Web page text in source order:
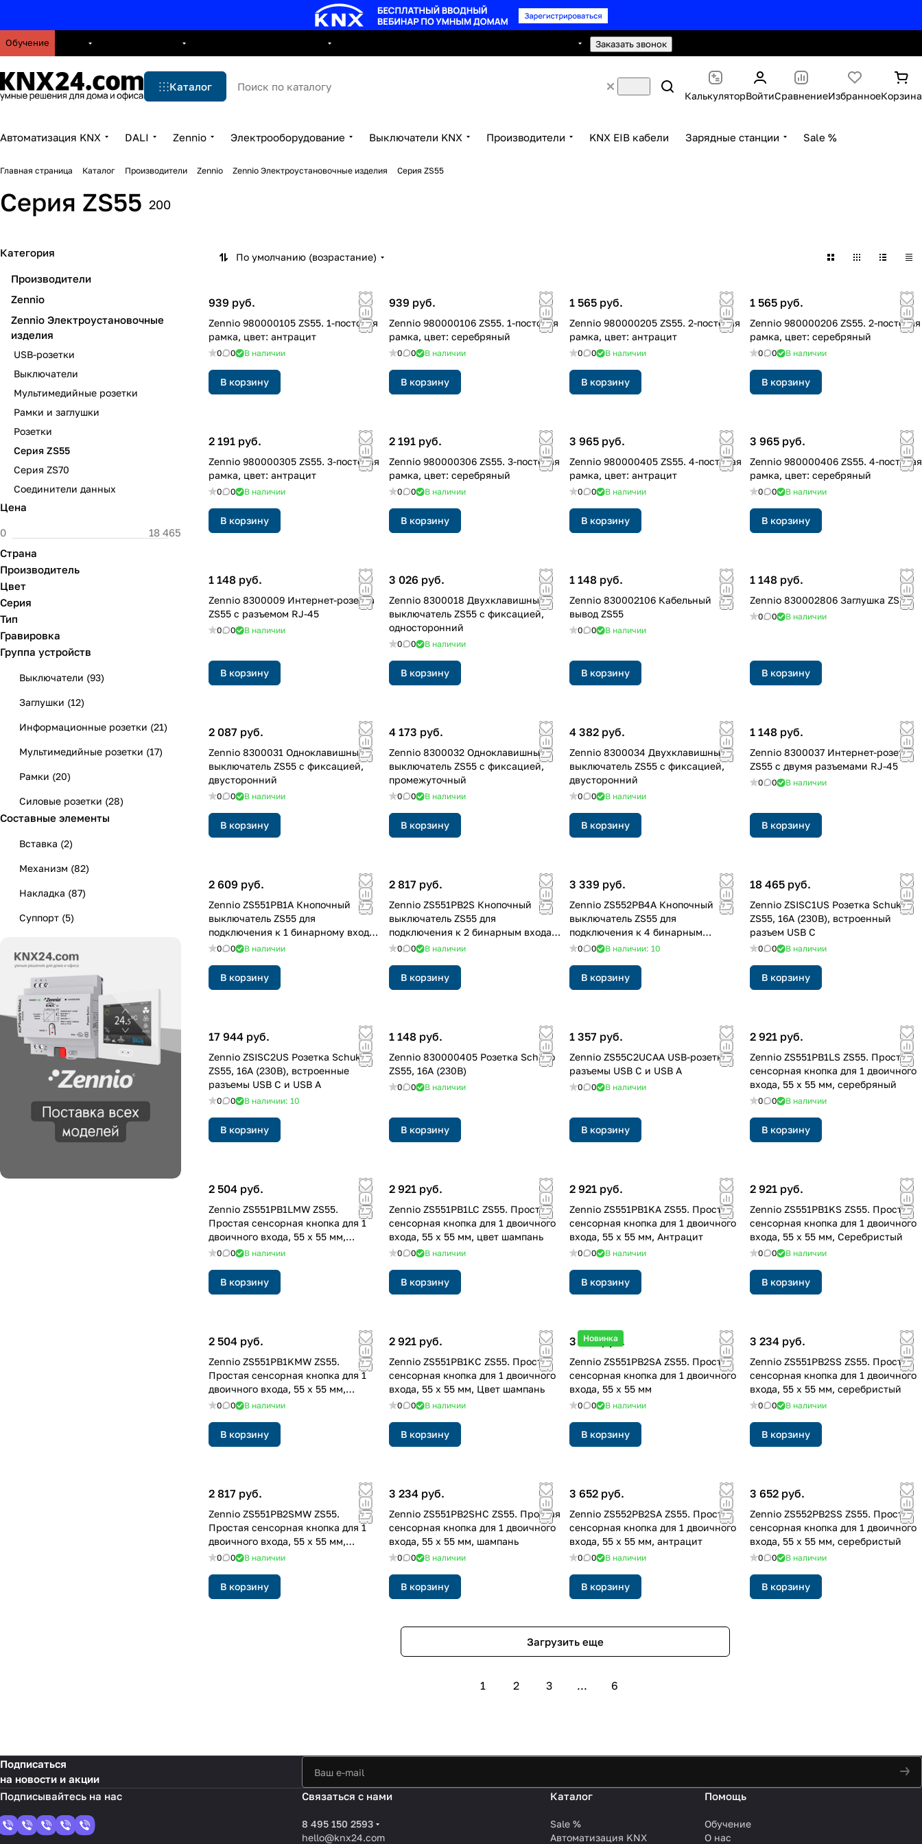
Обучение Заказать звонок
Каталог
КалькуляторВойтиСравнениеИзбранноеКорзина
Автоматизация KNX DALI Zennio Электрооборудование Выключатели KNX Производители KNX EIB кабели Зарядные станции Sale %
Главная страница Каталог Производители Zennio Zennio Электроустановочные изделия Серия ZS55
Серия ZS55 200
По умолчанию (возрастание)
939 руб.
Zennio 980000105 ZS55. 1-постовая
рамка, цвет: антрацит
0 0 В наличии
В корзину
939 руб.
Zennio 980000106 ZS55. 1-постовая
рамка, цвет: серебряный
0 0 В наличии
В корзину
1 565 руб.
Zennio 980000205 ZS55. 2-постовая
рамка, цвет: антрацит
0 0 В наличии
В корзину
1 565 руб.
Zennio 980000206 ZS55. 2-постовая
рамка, цвет: серебряный
0 0 В наличии
В корзину
2 191 руб.
Zennio 980000305 ZS55. 3-постовая
рамка, цвет: антрацит
0 0 В наличии
В корзину
2 191 руб.
Zennio 980000306 ZS55. 3-постовая
рамка, цвет: серебряный
0 0 В наличии
В корзину
3 965 руб.
Zennio 980000405 ZS55. 4-постовая
рамка, цвет: антрацит
0 0 В наличии
В корзину
3 965 руб.
Zennio 980000406 ZS55. 4-постовая
рамка, цвет: серебряный
0 0 В наличии
В корзину
1 148 руб.
Zennio 8300009 Интернет-розетка
ZS55 с разъемом RJ-45
0 0 В наличии
В корзину
3 026 руб.
Zennio 8300018 Двухклавишный
выключатель ZS55 с фиксацией,
односторонний
0 0 В наличии
В корзину
1 148 руб.
Zennio 830002106 Кабельный
вывод ZS55
0 0 В наличии
В корзину
1 148 руб.
Zennio 830002806 Заглушка ZS55
0 0 В наличии
В корзину
2 087 руб.
Zennio 8300031 Одноклавишный
выключатель ZS55 с фиксацией,
двусторонний
0 0 В наличии
В корзину
4 173 руб.
Zennio 8300032 Одноклавишный
выключатель ZS55 с фиксацией,
промежуточный
0 0 В наличии
В корзину
4 382 руб.
Zennio 8300034 Двухклавишный
выключатель ZS55 с фиксацией,
двусторонний
0 0 В наличии
В корзину
1 148 руб.
Zennio 8300037 Интернет-розетка
ZS55 с двумя разъемами RJ-45
0 0 В наличии
В корзину
2 609 руб.
Zennio ZS551PB1A Кнопочный
выключатель ZS55 для
подключения к 1 бинарному входу,
1-клавишный
0 0 В наличии
В корзину
2 817 руб.
Zennio ZS551PB2S Кнопочный
выключатель ZS55 для
подключения к 2 бинарным входам,
1-клавишный
0 0 В наличии
В корзину
3 339 руб.
Zennio ZS552PB4A Кнопочный
выключатель ZS55 для
подключения к 4 бинарным
входам, 2-клавишный
0 0 В наличии: 10
В корзину
18 465 руб.
Zennio ZSISC1US Розетка Schuko
ZS55, 16A (230В), встроенный
разъем USB С
0 0 В наличии
В корзину
17 944 руб.
Zennio ZSISC2US Розетка Schuko
ZS55, 16A (230В), встроенные
разъемы USB C и USB A
0 0 В наличии: 10
В корзину
1 148 руб.
Zennio 830000405 Розетка Schuko
ZS55, 16A (230В)
0 0 В наличии
В корзину
1 357 руб.
Zennio ZS55C2UCAA USB-розетка,
разъемы USB C и USB A
0 0 В наличии
В корзину
2 921 руб.
Zennio ZS551PB1LS ZS55. Простая
сенсорная кнопка для 1 двоичного
входа, 55 x 55 мм, серебряный
0 0 В наличии
В корзину
2 504 руб.
Zennio ZS551PB1LMW ZS55.
Простая сенсорная кнопка для 1
двоичного входа, 55 x 55 мм,
Матовый белый
0 0 В наличии
В корзину
2 921 руб.
Zennio ZS551PB1LC ZS55. Простая
сенсорная кнопка для 1 двоичного
входа, 55 x 55 мм, цвет шампань
0 0 В наличии
В корзину
2 921 руб.
Zennio ZS551PB1KA ZS55. Простая
сенсорная кнопка для 1 двоичного
входа, 55 x 55 мм, Антрацит
0 0 В наличии
В корзину
2 921 руб.
Zennio ZS551PB1KS ZS55. Простая
сенсорная кнопка для 1 двоичного
входа, 55 x 55 мм, Серебристый
0 0 В наличии
В корзину
2 504 руб.
Zennio ZS551PB1KMW ZS55.
Простая сенсорная кнопка для 1
двоичного входа, 55 x 55 мм,
Матовый белый
0 0 В наличии
В корзину
2 921 руб.
Zennio ZS551PB1KC ZS55. Простая
сенсорная кнопка для 1 двоичного
входа, 55 x 55 мм, Цвет шампань
0 0 В наличии
В корзину
Новинка
3 234 руб.
Zennio ZS551PB2SA ZS55. Простая
сенсорная кнопка для 1 двоичного
входа, 55 x 55 мм
0 0 В наличии
В корзину
3 234 руб.
Zennio ZS551PB2SS ZS55. Простая
сенсорная кнопка для 1 двоичного
входа, 55 x 55 мм, серебристый
0 0 В наличии
В корзину
2 817 руб.
Zennio ZS551PB2SMW ZS55.
Простая сенсорная кнопка для 1
двоичного входа, 55 x 55 мм,
матовый белый
0 0 В наличии
В корзину
3 234 руб.
Zennio ZS551PB2SHC ZS55. Простая
сенсорная кнопка для 1 двоичного
входа, 55 x 55 мм, шампань
0 0 В наличии
В корзину
3 652 руб.
Zennio ZS552PB2SA ZS55. Простая
сенсорная кнопка для 1 двоичного
входа, 55 x 55 мм, антрацит
0 0 В наличии
В корзину
3 652 руб.
Zennio ZS552PB2SS ZS55. Простая
сенсорная кнопка для 1 двоичного
входа, 55 x 55 мм, серебристый
0 0 В наличии
В корзину
Загрузить еще
1 2 3 ... 6
Категория
Производители
Zennio
Zennio Электроустановочные
изделия
USB-розетки
Выключатели
Мультимедийные розетки
Рамки и заглушки
Розетки
Серия ZS55
Серия ZS70
Соединители данных
Цена
Страна
Производитель
Цвет
Серия
Тип
Гравировка
Группа устройств
Выключатели (93)
Заглушки (12)
Информационные розетки (21)
Мультимедийные розетки (17)
Рамки (20)
Силовые розетки (28)
Составные элементы
Вставка (2)
Механизм (82)
Накладка (87)
Суппорт (5)
Подписаться
на новости и акции
Связаться с нами
8 495 150 2593
hello@knx24.com
Каталог
Sale %
Автоматизация KNX
Помощь
Обучение
О нас